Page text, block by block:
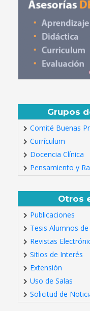
Grupos
Comité Buenas
Currículum
Docencia Clínica
Pensamiento y
Otros
Publicaciones
Tesis Alumnos
Revistas
Sitios de Interés
Extensión
Uso de Salas
Solicitud de